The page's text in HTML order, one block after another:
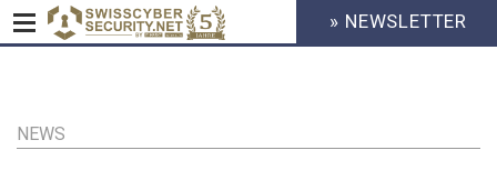
Inhalt
HEADER
MENU
» NEWSLETTER
NEWS